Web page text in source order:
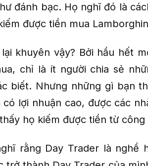
đánh bạc. Họ nghĩ đó là
được tiền mua
khuyên vậy? Bởi hầu hết
chỉ là ít người chia sẻ
biết. Nhưng những gì bạn
có lợi nhuận cao, được các
họ kiếm được tiền từ công
rằng Day Trader là nghề